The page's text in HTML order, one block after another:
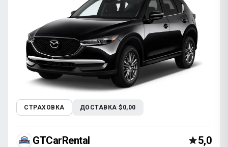
СТРАХОВКА ДОСТАВКА $0,00
GTCarRental 5,0